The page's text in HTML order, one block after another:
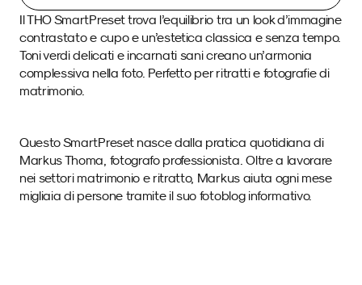
Il THO SmartPreset trova l’equilibrio tra un look d’immagine
contrastato e cupo e un’estetica classica e senza tempo.
Toni verdi delicati e incarnati sani creano un’armonia
complessiva nella foto. Perfetto per ritratti e fotografie di
matrimonio.
Questo SmartPreset nasce dalla pratica quotidiana di
Markus Thoma, fotografo professionista. Oltre a lavorare
nei settori matrimonio e ritratto, Markus aiuta ogni mese
migliaia di persone tramite il suo fotoblog informativo.